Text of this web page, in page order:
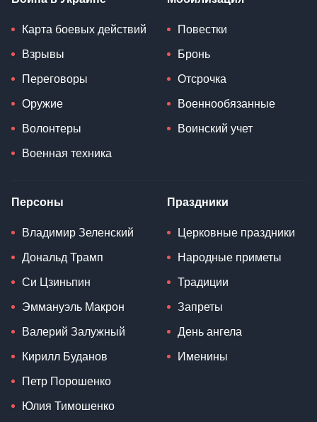
Карта боевых действий
Взрывы
Переговоры
Оружие
Волонтеры
Военная техника
Повестки
Бронь
Отсрочка
Военнообязанные
Воинский учет
Персоны
Владимир Зеленский
Дональд Трамп
Си Цзиньпин
Эммануэль Макрон
Валерий Залужный
Кирилл Буданов
Петр Порошенко
Юлия Тимошенко
Праздники
Церковные праздники
Народные приметы
Традиции
Запреты
День ангела
Именины